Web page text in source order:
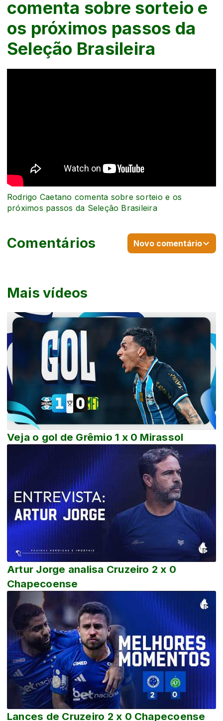
comenta sobre sorteio e
os próximos passos da
Seleção Brasileira
Mais vídeos
Veja o gol de Grêmio 1 x 0 Mirassol
Artur Jorge analisa Cruzeiro 2 x 0
Chapecoense
Lances de Cruzeiro 2 x 0 Chapecoense
Rodrigo Caetano comenta sobre sorteio e os
próximos passos da Seleção Brasileira
Comentários Novo comentário